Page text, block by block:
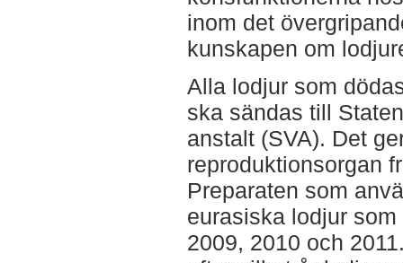
inom det
kunskapen om
Alla lodjur som
ska sändas till
anstalt (SVA). Det
reproduktionsorgan
Preparaten som
eurasiska lodjur
2009, 2010 och